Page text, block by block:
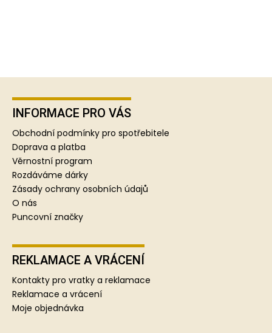
INFORMACE PRO VÁS
Obchodní podmínky pro spotřebitele
Doprava a platba
Věrnostní program
Rozdáváme dárky
Zásady ochrany osobních údajů
O nás
Puncovní značky
REKLAMACE A VRÁCENÍ
Kontakty pro vratky a reklamace
Reklamace a vrácení
Moje objednávka